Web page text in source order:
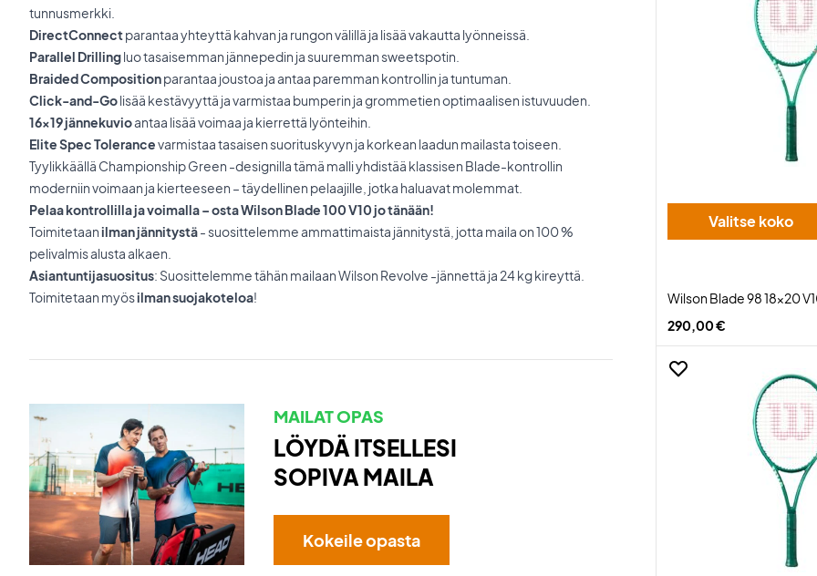
tunnusmerkki.
DirectConnectparantaa yhteyttä kahvan ja rungon välillä ja lisää vakautta lyönneissä.
Parallel Drillingluo tasaisemman jännepedin ja suuremman sweetspotin.
Braided Compositionparantaa joustoa ja antaa paremman kontrollin ja tuntuman.
Click-and-Golisää kestävyyttä ja varmistaa bumperin ja grommetien optimaalisen istuvuuden.
16x19 jännekuvioantaa lisää voimaa ja kierrettä lyönteihin.
Elite Spec Tolerancevarmistaa tasaisen suorituskyvyn ja korkean laadun mailasta toiseen.
Tyylikkäällä Championship Green -designilla tämä malli yhdistää klassisen Blade-kontrollin
moderniin voimaan ja kierteeseen – täydellinen pelaajille, jotka haluavat molemmat.
Pelaa kontrollilla ja voimalla – osta Wilson Blade 100 V10 jo tänään!
Toimitetaanilman jännitystä- suosittelemme ammattimaista jännitystä, jotta maila on 100 %
pelivalmis alusta alkaen.
Asiantuntijasuositus: Suosittelemme tähän mailaan Wilson Revolve -jännettä ja 24 kg kireyttä.
Toimitetaan myösilman suojakoteloa!
MAILAT OPAS
LÖYDÄ ITSELLESI
SOPIVA MAILA
Kokeile opasta
Valitse koko
Wilson Blade 98 18x20
290,00 €